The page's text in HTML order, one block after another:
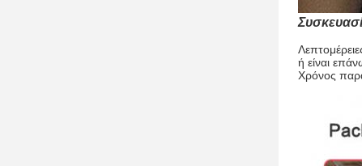
ή είναι
Χρόνος